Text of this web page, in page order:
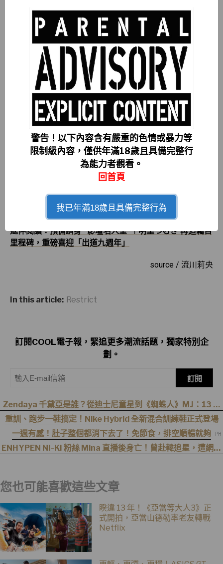
▲ 稍早，流川莉央 不僅被發現關閉個人的
SNS 帳號，甚至連 “秋葉原活動” 都臨時取
消，令粉絲們相繼直呼 “發生了什麼事”、”該
不會是引退了吧” 話語。
雖說透過 流川莉央 無預警地關閉個人 X（Twitter）以及
Instagram 帳號，便被許多群眾們，視為是她決定悄然離
開幕前的訊號，但鑒於著目前，其所屬事務所 Light Pro 沒
將 流川莉央 個人檔案隱藏的狀態看來，針對其 “悄然引退”
一說，或許還存在些許變數。那麼在之後，其事務所是否
會在 SNS 發布相關聲明，抑或看見 流川莉央 重新出現在
X（Twitter）或者 Instagram 等等的網路世界呢？呼籲對
延伸閱讀：預備躋身 “影壇名人堂”！明里つむぎ 再造矚目
里程碑，重磅喜迎「出道九週年」
source / 流川莉央
In this article: Restrict
訂閱COOL電子報，緊追更多潮流話題，獨家特別企
劃。
訂閱
Zendaya 千黛亞是誰？從迪士尼童星到《蜘蛛人》MJ：13 歲
出道後幾乎沒有完整休假
重訓、跑步一鞋搞定！Nike Hybrid 全新混合訓練鞋正式登場
一週有感！肚子整個都消下去了！免節食，排空順暢就夠
ENHYPEN NI-KI 粉絲 Mina 直播後身亡！曾赴韓追星，遭網暴
您也可能喜歡這些文章
睽違 13 年！《亞當等大人3》正
式開拍，亞當山德勒率老友轉戰
Netflix
警告！以下內容含有嚴重的色情或暴力等
限制級內容，僅供年滿18歲且具備完整行
為能力者觀看。
回首頁
我已年滿18歲且具備完整行為